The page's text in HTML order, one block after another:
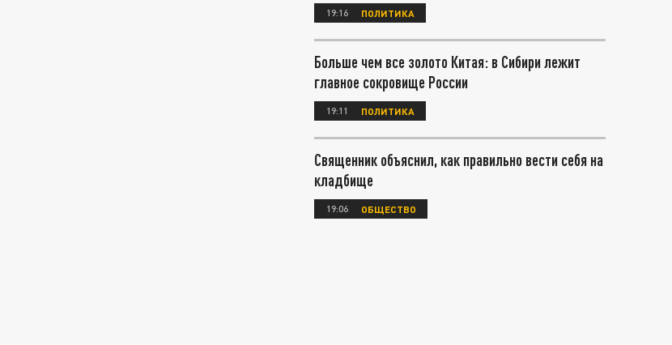
19:16 ПОЛИТИКА
Больше чем все золото Китая: в Сибири лежит
главное сокровище России
19:11 ПОЛИТИКА
Священник объяснил, как правильно вести себя на
кладбище
19:06 ОБЩЕСТВО